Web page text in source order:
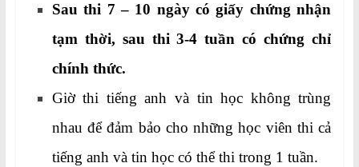
Sau thi 7 – 10 ngày có giấy chứng nhận
tạm thời, sau thi 3-4 tuần có chứng chỉ
chính thức.
Giờ thi tiếng anh và tin học không trùng
nhau để đảm bảo cho những học viên thi cả
tiếng anh và tin học có thể thi trong 1 tuần.